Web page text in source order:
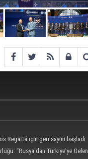
Regatta için geri sayım başladı
"Rusya'dan Türkiye'ye Gelen